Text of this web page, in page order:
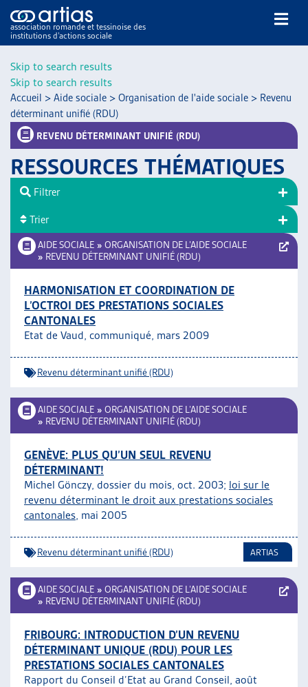
Skip to search results
Skip to search results
association romande et tessinoise des
institutions d’actions sociale
NOS PUBLICATIONS
ARTICLES
VEILLE
RESSOURCES
THÉMATIQUES
AUTRES
ARTIAS
L’ASSOCIATION
PROJETS ET ACTIVITÉS
JOURNÉES D’AUTOMNE
Accueil > Aide sociale > Organisation de l'aide sociale > Revenu
déterminant unifié (RDU)
REVENU DÉTERMINANT UNIFIÉ (RDU)
RESSOURCES THÉMATIQUES
AIDE SOCIALE » ORGANISATION DE L’AIDE SOCIALE
» REVENU DÉTERMINANT UNIFIÉ (RDU)
HARMONISATION ET COORDINATION DE
L’OCTROI DES PRESTATIONS SOCIALES
CANTONALES
Etat de Vaud, communiqué, mars 2009
Revenu déterminant unifié (RDU)
AIDE SOCIALE » ORGANISATION DE L’AIDE SOCIALE
» REVENU DÉTERMINANT UNIFIÉ (RDU)
GENÈVE: PLUS QU’UN SEUL REVENU
DÉTERMINANT!
Michel Gönczy, dossier du mois, oct. 2003; loi sur le
revenu déterminant le droit aux prestations sociales
cantonales, mai 2005
Revenu déterminant unifié (RDU) ARTIAS
AIDE SOCIALE » ORGANISATION DE L’AIDE SOCIALE
» REVENU DÉTERMINANT UNIFIÉ (RDU)
FRIBOURG: INTRODUCTION D’UN REVENU
DÉTERMINANT UNIQUE (RDU) POUR LES
PRESTATIONS SOCIALES CANTONALES
Rapport du Conseil d’Etat au Grand Conseil, août
Filtrer
Trier